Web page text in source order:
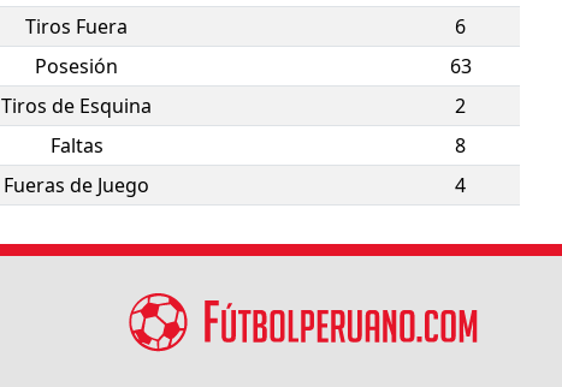
Tiros Fuera
6
Posesión
63
Tiros de Esquina
2
Faltas
8
Fueras de Juego 4